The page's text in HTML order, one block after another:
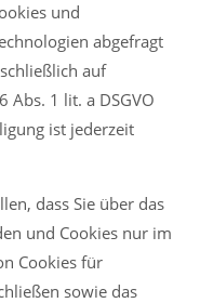
und
abgefragt
auf
Abs. 1 lit. a DSGVO
ist jederzeit
dass Sie über das
und Cookies nur im
Cookies für
sowie das